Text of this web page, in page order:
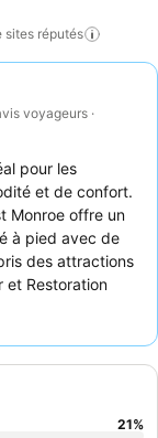
sites réputés
voyageurs ·
pour les
et de confort.
Monroe offre un
à pied avec de
des attractions
et Restoration
pour la
point fort. Pour
une chambre
21%